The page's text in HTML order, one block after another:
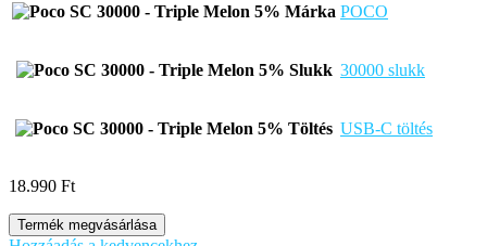
Márka POCO
Slukk 30000 slukk
Töltés USB-C töltés
18.990 Ft
Termék megvásárlása